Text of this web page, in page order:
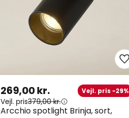
Arcchio spotlight Brinja, sort,
269,00 kr. Vejl. pris -29%
Vejl. pris379,00 kr.